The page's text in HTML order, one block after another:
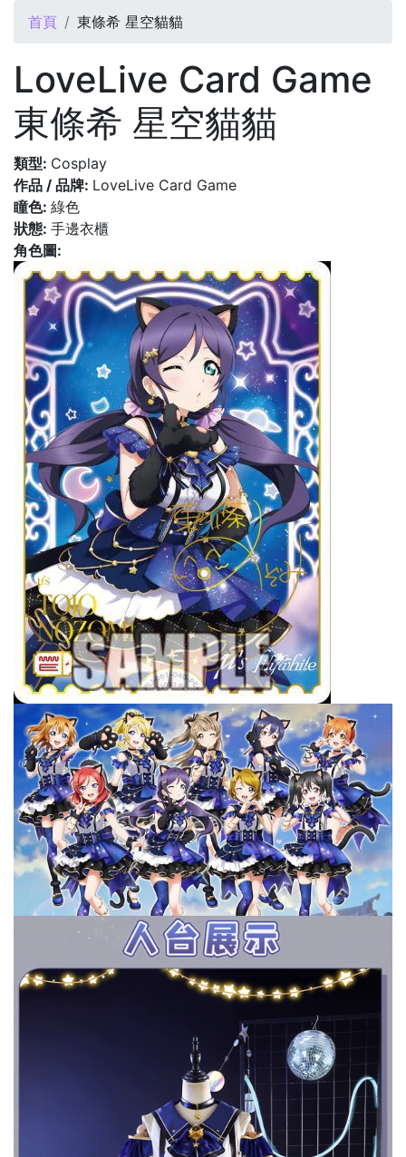
您在這裡
首頁 東條希 星空貓貓
LoveLive Card Game
東條希 星空貓貓
類型: Cosplay
作品 / 品牌: LoveLive Card Game
瞳色: 綠色
狀態: 手邊衣櫃
角色圖: